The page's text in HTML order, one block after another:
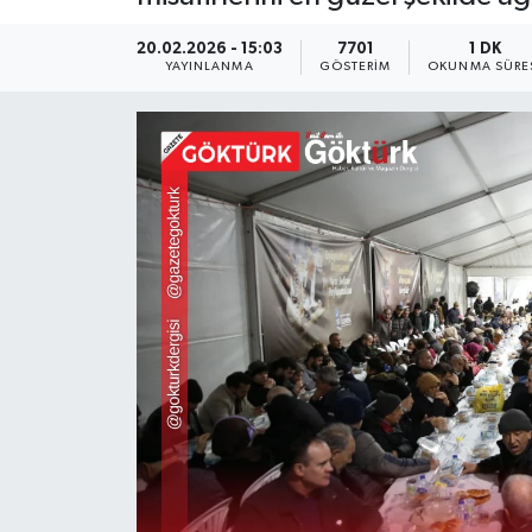
20.02.2026 - 15:03
YAYINLANMA
7701
GÖSTERIM
1 DK
OKUNMA
KEMERBURGAZ
MAGAZİN
ÖZEL HABER
TEKNOLOJİ
TİCARET